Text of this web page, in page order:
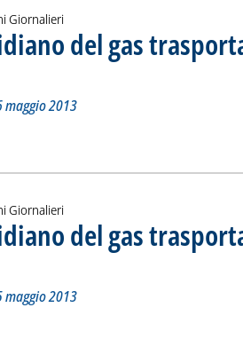
Giornalieri
del gas
del giorno 6 maggio 2013
07 maggio 2013 alle 15.53.
maggio 2013
quotidiano del gas
notizia
Giornalieri
del gas
del giorno 5 maggio 2013
06 maggio 2013 alle 15.3.
maggio 2013
quotidiano del gas
notizia